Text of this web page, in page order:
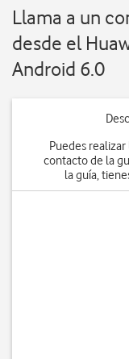
Llama a un
desde el
Android 6.0
Puedes
contacto de la
la guía,